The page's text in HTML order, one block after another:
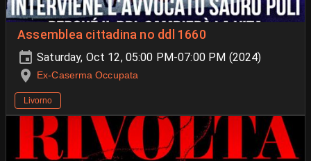
Assemblea cittadina no ddl 1660
Saturday, Oct 12, 05:00 PM-07:00 PM (2024)
Ex-Caserma Occupata
Livorno